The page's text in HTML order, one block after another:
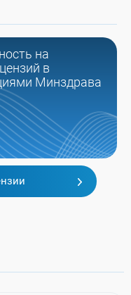
на
в
Минздрава